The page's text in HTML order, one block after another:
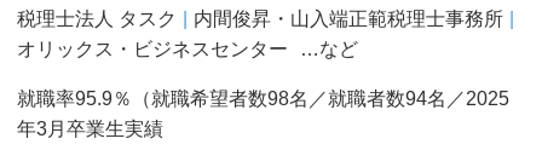
税理⼠法⼈ タスク
内間俊昇・⼭⼊端正範税理⼠事務所
オリックス・ビジネスセンター
…など
就職率95.9％（就職希望者数98名／就職者数94名／2025
年3月卒業生実績